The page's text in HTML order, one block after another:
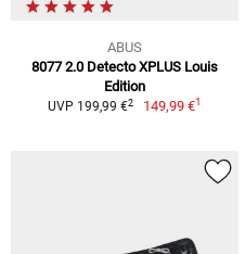
ABUS
8077 2.0 Detecto XPLUS Louis
Edition
UVP 199,99 €2 149,99 €1